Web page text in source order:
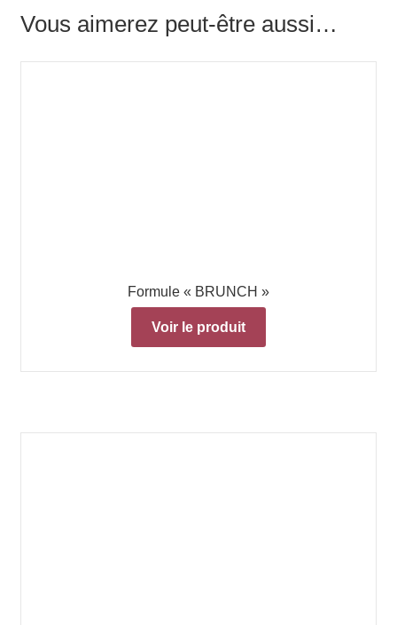
Vous aimerez peut-être aussi…
Formule « BRUNCH »
Voir le produit